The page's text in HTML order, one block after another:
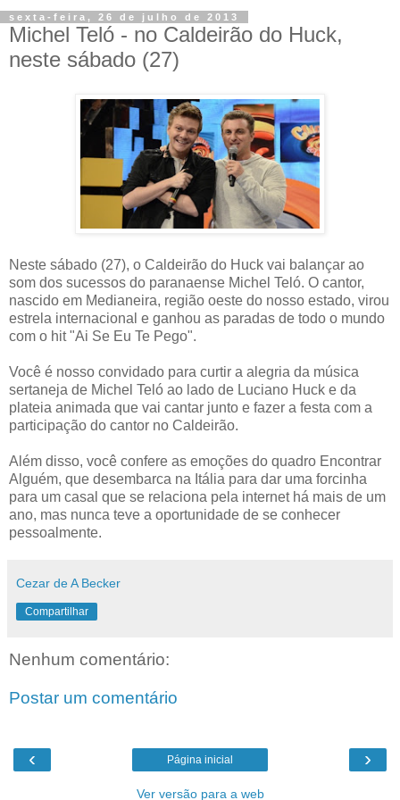
sexta-feira, 26 de julho de 2013
Michel Teló - no Caldeirão do Huck,
neste sábado (27)
Neste sábado (27), o Caldeirão do Huck vai balançar ao
som dos sucessos do paranaense Michel Teló. O cantor,
nascido em Medianeira, região oeste do nosso estado, virou
estrela internacional e ganhou as paradas de todo o mundo
com o hit "Ai Se Eu Te Pego".
Você é nosso convidado para curtir a alegria da música
sertaneja de Michel Teló ao lado de Luciano Huck e da
plateia animada que vai cantar junto e fazer a festa com a
participação do cantor no Caldeirão.
Além disso, você confere as emoções do quadro Encontrar
Alguém, que desembarca na Itália para dar uma forcinha
para um casal que se relaciona pela internet há mais de um
ano, mas nunca teve a oportunidade de se conhecer
pessoalmente.
Cezar de A Becker
Compartilhar
Nenhum comentário:
Postar um comentário
‹ ›
Página inicial
Ver versão para a web